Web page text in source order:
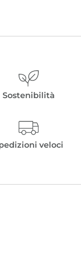
Sostenibilità
veloci